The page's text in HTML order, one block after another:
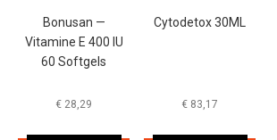
Bonusan —
Vitamine E 400 IU
60 Softgels
€ 28,29
Cytodetox 30ML
€ 83,17